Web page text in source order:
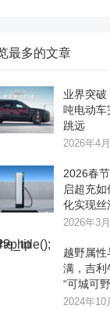
最多的文章
业界突破
吨电动车
跳远
2026年4
2026春
启超充
化实现丝
2026年3
越野属性
满，吉利
“可城可
2024年10